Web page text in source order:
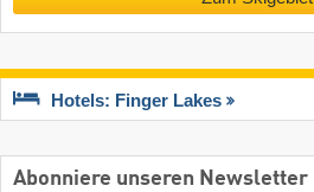
Hotels: Finger Lakes
Abonniere unseren Newsletter